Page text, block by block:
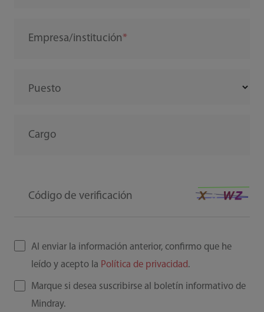
Empresa/institución
Puesto
Cargo
Código de verificación
Al enviar la información anterior, confirmo que he
leído y acepto la Política de privacidad.
Marque si desea suscribirse al boletín informativo de
Mindray.